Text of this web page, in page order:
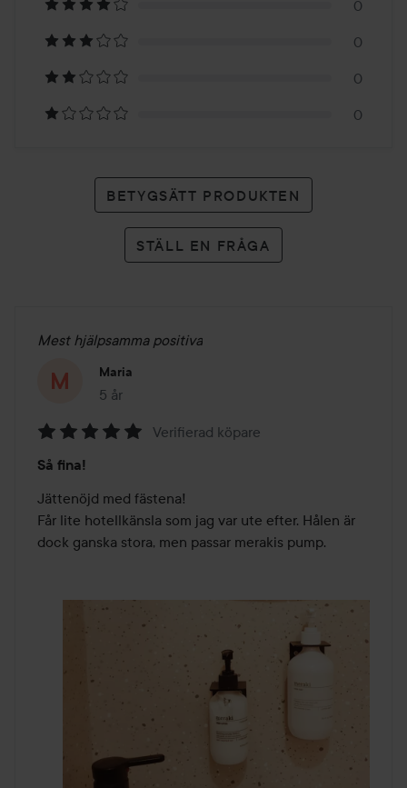
1
betyg
0
0
0
0
BETYGSÄTT PRODUKTEN
STÄLL EN FRÅGA
Mest hjälpsamma positiva
Maria
5 år
Inlägget skapades 5 år
5
av
5
Verifierad köpare
Så fina!
Jättenöjd med fästena!
Får lite hotellkänsla som jag var ute efter. Hålen är
dock ganska stora, men passar merakis pump.